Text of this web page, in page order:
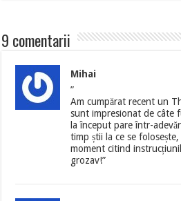
9 comentarii
Mihai
”
Am cumpărat recent un
sunt impresionat de câte
la început pare într-
timp știi la ce se
moment citind
grozav!”